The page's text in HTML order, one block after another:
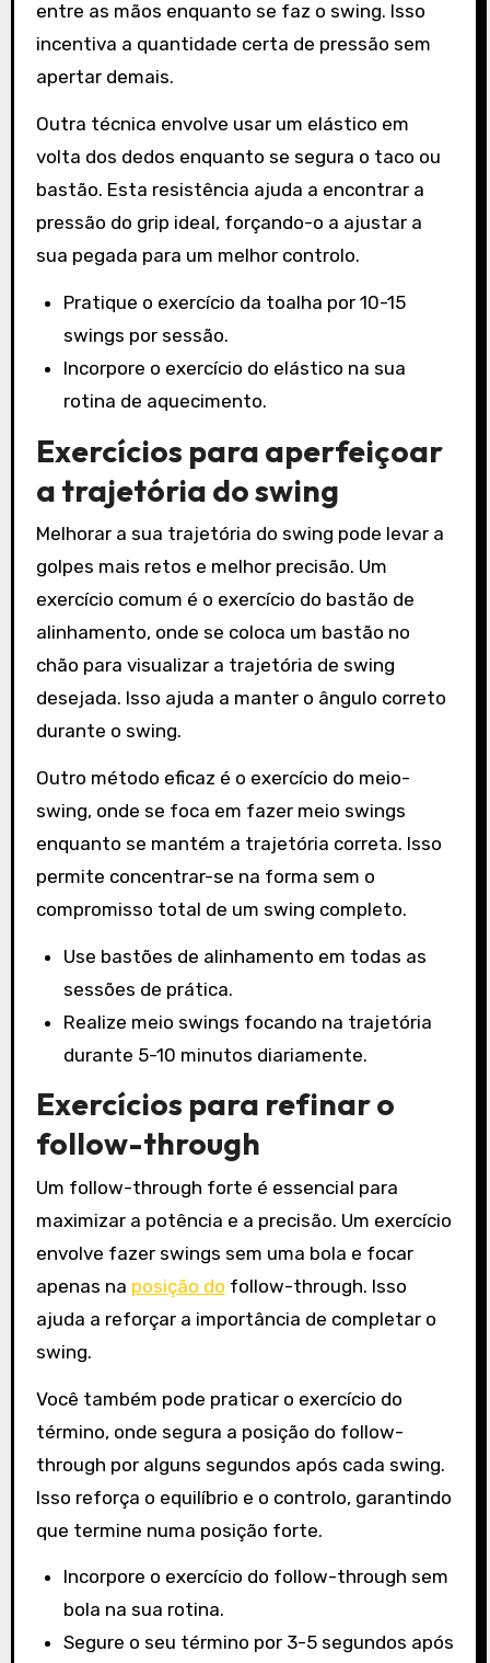
entre as mãos enquanto se faz o swing. Isso
incentiva a quantidade certa de pressão sem
apertar demais.
Outra técnica envolve usar um elástico em
volta dos dedos enquanto se segura o taco ou
bastão. Esta resistência ajuda a encontrar a
pressão do grip ideal, forçando-o a ajustar a
sua pegada para um melhor controlo.
Pratique o exercício da toalha por 10-15
swings por sessão.
Incorpore o exercício do elástico na sua
rotina de aquecimento.
Exercícios para aperfeiçoar
a trajetória do swing
Melhorar a sua trajetória do swing pode levar a
golpes mais retos e melhor precisão. Um
exercício comum é o exercício do bastão de
alinhamento, onde se coloca um bastão no
chão para visualizar a trajetória de swing
desejada. Isso ajuda a manter o ângulo correto
durante o swing.
Outro método eficaz é o exercício do meio-
swing, onde se foca em fazer meio swings
enquanto se mantém a trajetória correta. Isso
permite concentrar-se na forma sem o
compromisso total de um swing completo.
Use bastões de alinhamento em todas as
sessões de prática.
Realize meio swings focando na trajetória
durante 5-10 minutos diariamente.
Exercícios para refinar o
follow-through
Um follow-through forte é essencial para
maximizar a potência e a precisão. Um exercício
envolve fazer swings sem uma bola e focar
apenas na posição do follow-through. Isso
ajuda a reforçar a importância de completar o
swing.
Você também pode praticar o exercício do
término, onde segura a posição do follow-
through por alguns segundos após cada swing.
Isso reforça o equilíbrio e o controlo, garantindo
que termine numa posição forte.
Incorpore o exercício do follow-through sem
bola na sua rotina.
Segure o seu término por 3-5 segundos após